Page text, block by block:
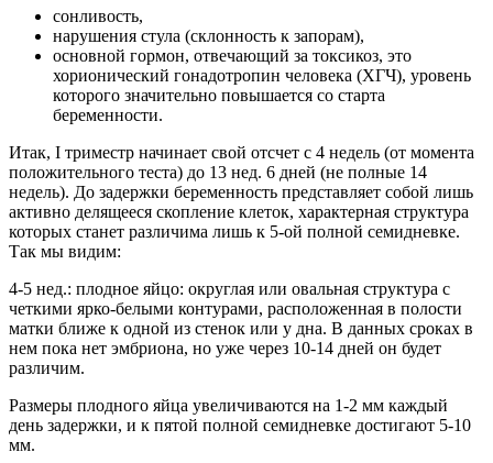
сонливость,
нарушения стула (склонность к запорам),
основной гормон, отвечающий за токсикоз, это
хорионический гонадотропин человека (ХГЧ), уровень
которого значительно повышается со старта
беременности.
Итак, I триместр начинает свой отсчет с 4 недель (от момента
положительного теста) до 13 нед. 6 дней (не полные 14
недель). До задержки беременность представляет собой лишь
активно делящееся скопление клеток, характерная структура
которых станет различима лишь к 5-ой полной семидневке.
Так мы видим:
4-5 нед.: плодное яйцо: округлая или овальная структура с
четкими ярко-белыми контурами, расположенная в полости
матки ближе к одной из стенок или у дна. В данных сроках в
нем пока нет эмбриона, но уже через 10-14 дней он будет
различим.
Размеры плодного яйца увеличиваются на 1-2 мм каждый
день задержки, и к пятой полной семидневке достигают 5-10
мм.